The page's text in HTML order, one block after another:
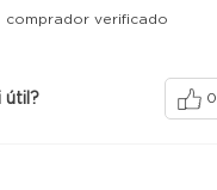
comprador verificado
útil? 0